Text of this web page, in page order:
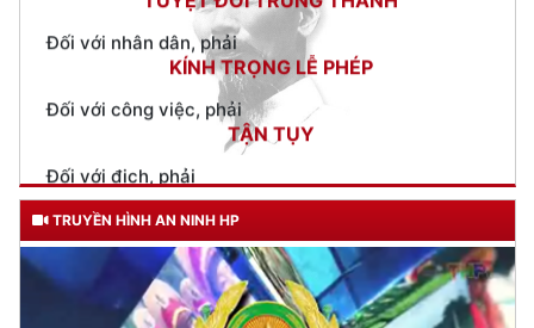
Đối với công việc, phải
TẬN TỤY
Đối với địch, phải
CƯƠNG QUYẾT, KHÔN KHÉO
Trích thư Chủ tịch Hồ Chí Minh
gửi Công an Khu XII,
ngày 11 tháng 3 năm 1948.
TRUYỀN HÌNH AN NINH HP